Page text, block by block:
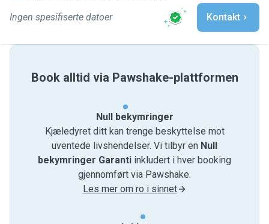
Ingen spesifiserte datoer Kontakt
Book alltid via Pawshake-plattformen
Null bekymringer
Kjæledyret ditt kan trenge beskyttelse mot
uventede livshendelser. Vi tilbyr en Null
bekymringer Garanti inkludert i hver booking
gjennomført via Pawshake.
Les mer om ro i sinnet